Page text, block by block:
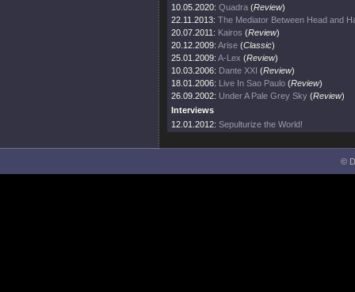
10.05.2020: Quadra (Review)
22.11.2013: The Mediator Between Head and
20.07.2011: Kairos (Review)
20.12.2009: Arise (Classic)
25.01.2009: A-Lex (Review)
10.03.2006: Dante XXI (Review)
18.01.2006: Live In Sao Paulo (Review)
26.09.2002: Under A Pale Grey Sky (Review)
Interviews
12.01.2012: Sepulturize the World!
©